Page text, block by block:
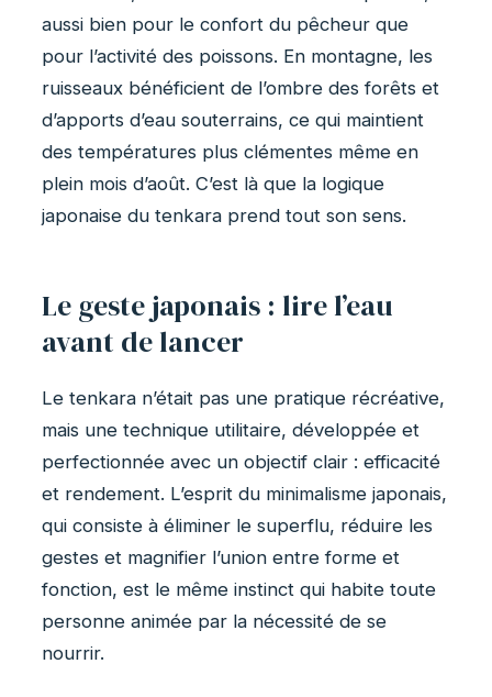
aussi bien pour le confort du pêcheur que
pour l’activité des poissons. En montagne, les
ruisseaux bénéficient de l’ombre des forêts et
d’apports d’eau souterrains, ce qui maintient
des températures plus clémentes même en
plein mois d’août. C’est là que la logique
japonaise du tenkara prend tout son sens.
Le geste japonais : lire l’eau
avant de lancer
Le tenkara n’était pas une pratique récréative,
mais une technique utilitaire, développée et
perfectionnée avec un objectif clair : efficacité
et rendement. L’esprit du minimalisme japonais,
qui consiste à éliminer le superflu, réduire les
gestes et magnifier l’union entre forme et
fonction, est le même instinct qui habite toute
personne animée par la nécessité de se
nourrir.